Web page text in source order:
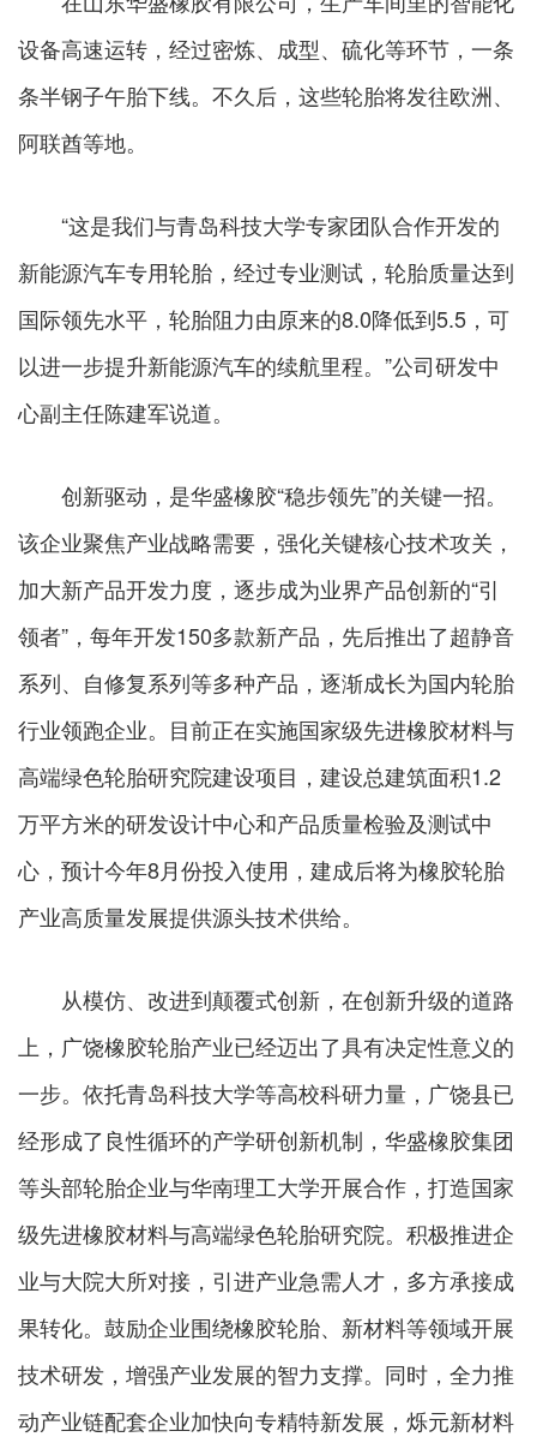
设备高速运转，经过密炼、成型、硫化等环节，一条
条半钢子午胎下线。不久后，这些轮胎将发往欧洲、
阿联酋等地。
“这是我们与青岛科技大学专家团队合作开发的
新能源汽车专用轮胎，经过专业测试，轮胎质量达到
国际领先水平，轮胎阻力由原来的8.0降低到5.5，可
以进一步提升新能源汽车的续航里程。”公司研发中
心副主任陈建军说道。
创新驱动，是华盛橡胶“稳步领先”的关键一招。
该企业聚焦产业战略需要，强化关键核心技术攻关，
加大新产品开发力度，逐步成为业界产品创新的“引
领者”，每年开发150多款新产品，先后推出了超静音
系列、自修复系列等多种产品，逐渐成长为国内轮胎
行业领跑企业。 目前正在实施国家级先进橡胶材料与
高端绿色轮胎研究院建设项目，建设总建筑面积1.2
万平方米的研发设计中心和产品质量检验及测试中
心，预计今年8月份投入使用，建成后将为橡胶轮胎
产业高质量发展提供源头技术供给。
从模仿、改进到颠覆式创新，在创新升级的道路
上，广饶橡胶轮胎产业已经迈出了具有决定性意义的
一步。依托青岛科技大学等高校科研力量，广饶县已
经形成了良性循环的产学研创新机制，华盛橡胶集团
等头部轮胎企业与华南理工大学开展合作，打造国家
级先进橡胶材料与高端绿色轮胎研究院。积极推进企
业与大院大所对接，引进产业急需人才，多方承接成
果转化。鼓励企业围绕橡胶轮胎、新材料等领域开展
技术研发，增强产业发展的智力支撑。同时，全力推
动产业链配套企业加快向专精特新发展，烁元新材料